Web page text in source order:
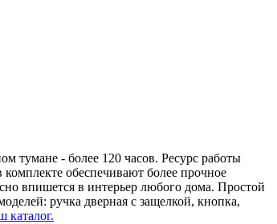
тумане - более 120 часов. Ресурс работы
обеспечивают более прочное
впишется в интерьер любого дома. Простой
ручка дверная с защелкой, кнопка,
каталог.